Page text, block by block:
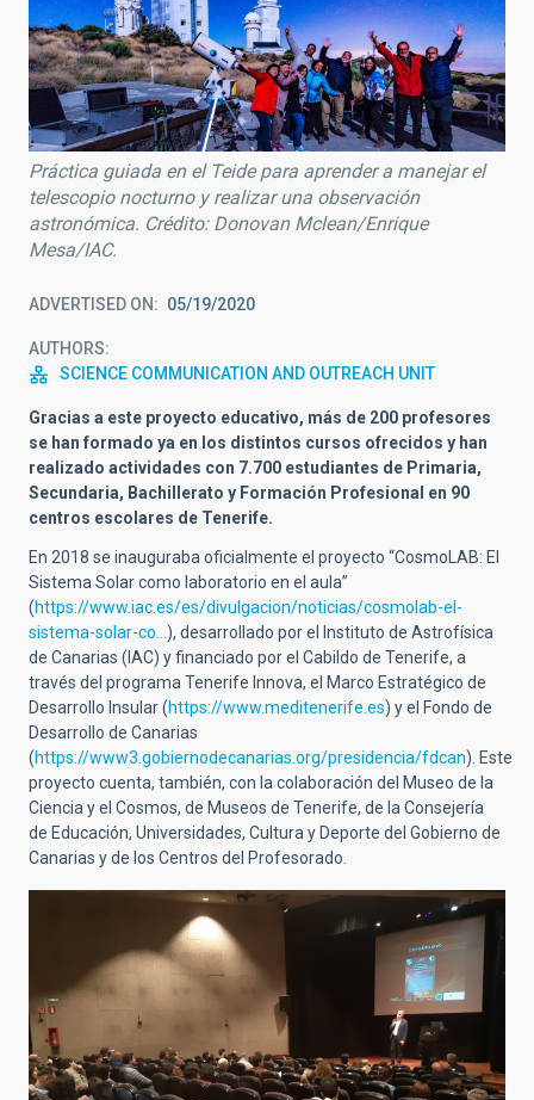
Práctica guiada en el Teide para aprender a manejar el
telescopio nocturno y realizar una observación
astronómica. Crédito: Donovan Mclean/Enrique
Mesa/IAC.
ADVERTISED ON 05/19/2020
AUTHORS
SCIENCE COMMUNICATION AND OUTREACH UNIT
Gracias a este proyecto educativo, más de 200 profesores
se han formado ya en los distintos cursos ofrecidos y han
realizado actividades con 7.700 estudiantes de Primaria,
Secundaria, Bachillerato y Formación Profesional en 90
centros escolares de Tenerife.
En 2018 se inauguraba oficialmente el proyecto “CosmoLAB: El
Sistema Solar como laboratorio en el aula”
(https://www.iac.es/es/divulgacion/noticias/cosmolab-el-
sistema-solar-co…), desarrollado por el Instituto de Astrofísica
de Canarias (IAC) y financiado por el Cabildo de Tenerife, a
través del programa Tenerife Innova, el Marco Estratégico de
Desarrollo Insular (https://www.meditenerife.es) y el Fondo de
Desarrollo de Canarias
(https://www3.gobiernodecanarias.org/presidencia/fdcan). Este
proyecto cuenta, también, con la colaboración del Museo de la
Ciencia y el Cosmos, de Museos de Tenerife, de la Consejería
de Educación, Universidades, Cultura y Deporte del Gobierno de
Canarias y de los Centros del Profesorado.